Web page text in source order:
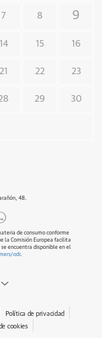
7 8 9
14 15 16
21 22 23
29 30
48.
de consumo conforme
la Comisión Europea facilita
encuentra disponible en el
odr.
Política de privacidad
cookies